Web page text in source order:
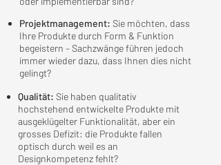
Projektmanagement: Sie möchten, dass
Ihre Produkte durch Form & Funktion
begeistern – Sachzwänge führen jedoch
immer wieder dazu, dass Ihnen dies nicht
gelingt?
Qualität: Sie haben qualitativ
hochstehend entwickelte Produkte mit
ausgeklügelter Funktionalität, aber ein
grosses Defizit: die Produkte fallen
optisch durch weil es an
Designkompetenz fehlt?